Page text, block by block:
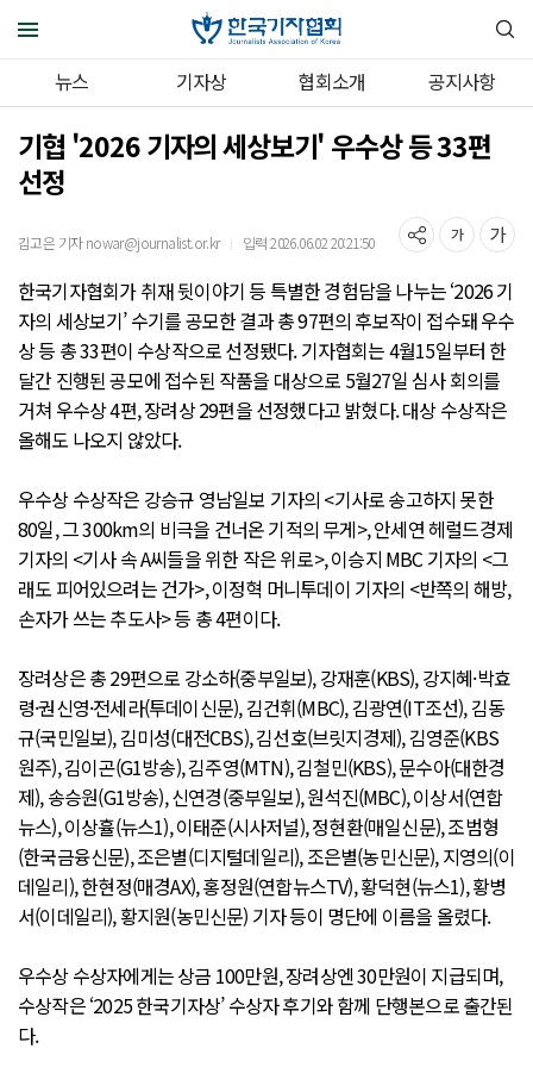
뉴스 기자상 협회소개 공지사항
기협 '2026 기자의 세상보기' 우수상 등 33편
선정
김고은 기자 nowar@journalist.or.kr ｜ 입력 2026.06.02 20:21:50
한국기자협회가 취재 뒷이야기 등 특별한 경험담을 나누는 ‘2026 기
자의 세상보기’ 수기를 공모한 결과 총 97편의 후보작이 접수돼 우수
상 등 총 33편이 수상작으로 선정됐다. 기자협회는 4월15일부터 한
달간 진행된 공모에 접수된 작품을 대상으로 5월27일 심사 회의를
거쳐 우수상 4편, 장려상 29편을 선정했다고 밝혔다. 대상 수상작은
올해도 나오지 않았다.
우수상 수상작은 강승규 영남일보 기자의 <기사로 송고하지 못한
80일, 그 300km의 비극을 건너온 기적의 무게>, 안세연 헤럴드경제
기자의 <기사 속 A씨들을 위한 작은 위로>, 이승지 MBC 기자의 <그
래도 피어있으려는 건가>, 이정혁 머니투데이 기자의 <반쪽의 해방,
손자가 쓰는 추도사> 등 총 4편이다.
장려상은 총 29편으로 강소하(중부일보), 강재훈(KBS), 강지혜·박효
령·권신영·전세라(투데이신문), 김건휘(MBC), 김광연(IT조선), 김동
규(국민일보), 김미성(대전CBS), 김선호(브릿지경제), 김영준(KBS
원주), 김이곤(G1방송), 김주영(MTN), 김철민(KBS), 문수아(대한경
제), 송승원(G1방송), 신연경(중부일보), 원석진(MBC), 이상서(연합
뉴스), 이상휼(뉴스1), 이태준(시사저널), 정현환(매일신문), 조범형
(한국금융신문), 조은별(디지털데일리), 조은별(농민신문), 지영의(이
데일리), 한현정(매경AX), 홍정원(연합뉴스TV), 황덕현(뉴스1), 황병
서(이데일리), 황지원(농민신문) 기자 등이 명단에 이름을 올렸다.
우수상 수상자에게는 상금 100만원, 장려상엔 30만원이 지급되며,
수상작은 ‘2025 한국기자상’ 수상자 후기와 함께 단행본으로 출간된
다.